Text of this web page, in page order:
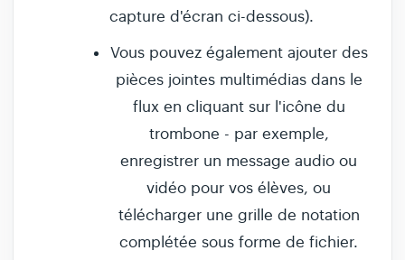
capture d'écran ci-dessous).
Vous pouvez également ajouter des
pièces jointes multimédias dans le
flux en cliquant sur l'icône du
trombone - par exemple,
enregistrer un message audio ou
vidéo pour vos élèves, ou
télécharger une grille de notation
complétée sous forme de fichier.